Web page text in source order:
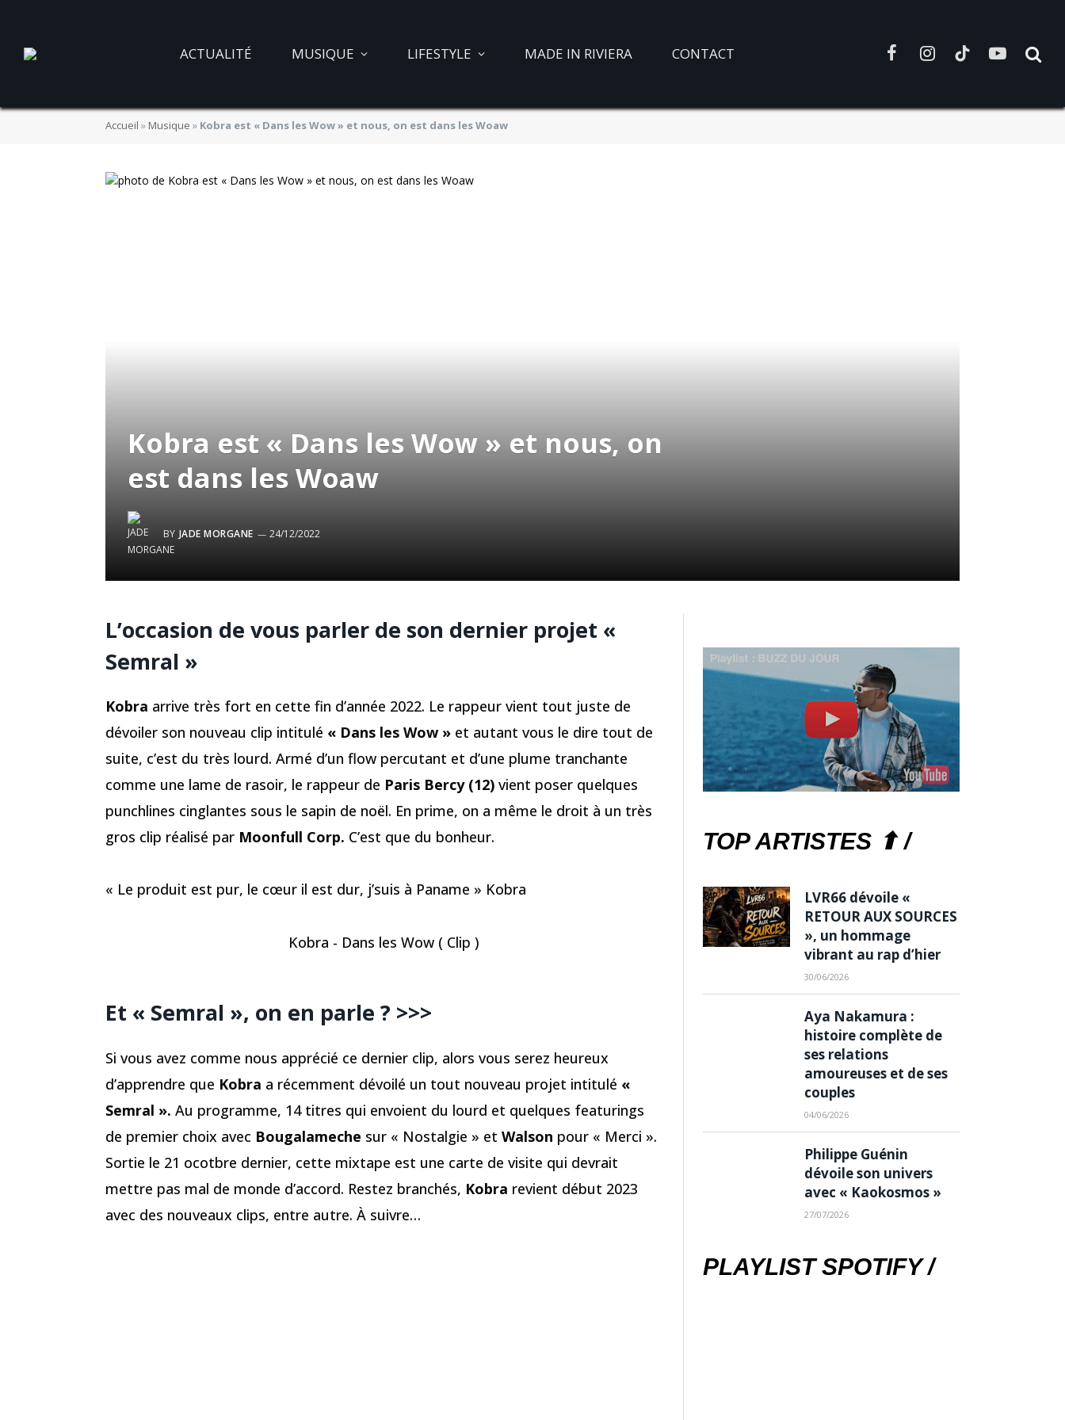
ACTUALITÉ MUSIQUE LIFESTYLE MADE IN RIVIERA CONTACT FacebookInstagramTikTokYouTube
Accueil » Musique » Kobra est « Dans les Wow » et nous, on est dans les Woaw
Kobra est « Dans les Wow » et nous, on
est dans les Woaw
BY JADE MORGANE 24/12/2022
L’occasion de vous parler de son dernier projet «
Semral »
Kobra arrive très fort en cette fin d’année 2022. Le rappeur vient tout juste de
dévoiler son nouveau clip intitulé « Dans les Wow » et autant vous le dire tout de
suite, c’est du très lourd. Armé d’un flow percutant et d’une plume tranchante
comme une lame de rasoir, le rappeur de Paris Bercy (12) vient poser quelques
punchlines cinglantes sous le sapin de noël. En prime, on a même le droit à un très
gros clip réalisé par Moonfull Corp. C’est que du bonheur.
« Le produit est pur, le cœur il est dur, j’suis à Paname » Kobra
Kobra - Dans les Wow ( Clip )
Et « Semral », on en parle ? >>>
Si vous avez comme nous apprécié ce dernier clip, alors vous serez heureux
d’apprendre que Kobra a récemment dévoilé un tout nouveau projet intitulé «
Semral ». Au programme, 14 titres qui envoient du lourd et quelques featurings
de premier choix avec Bougalameche sur « Nostalgie » et Walson pour « Merci ».
Sortie le 21 ocotbre dernier, cette mixtape est une carte de visite qui devrait
mettre pas mal de monde d’accord. Restez branchés, Kobra revient début 2023
avec des nouveaux clips, entre autre. À suivre…
TOP ARTISTES ⬆ /
LVR66 dévoile «
RETOUR AUX SOURCES
», un hommage
vibrant au rap d’hier
30/06/2026
Aya Nakamura :
histoire complète de
ses relations
amoureuses et de ses
couples
04/06/2026
Philippe Guénin
dévoile son univers
avec « Kaokosmos »
27/07/2026
PLAYLIST SPOTIFY /